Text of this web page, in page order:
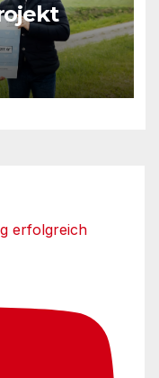
erfolgreich